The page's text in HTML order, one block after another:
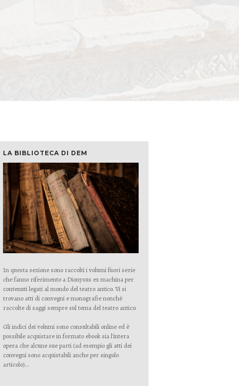
LA BIBLIOTECA DI DEM
In questa sezione sono raccolti i volumi fuori serie
che fanno riferimento a Dionysus ex machina per
contenuti legati al mondo del teatro antico. Vi si
trovano atti di convegni e monografie nonchè
raccolte di saggi sempre sul tema del teatro antico.
Gli indici dei volumi sono consultabili online ed è
possibile acquistare in formato ebook sia l'intera
opera che alcune sue parti (ad esempio gli atti dei
convegni sono acquistabili anche per singolo
articolo)...